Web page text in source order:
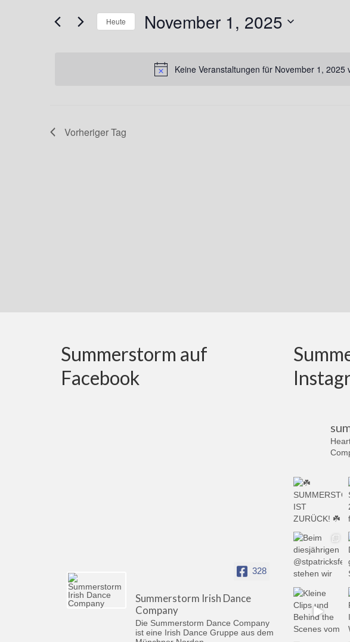
November
1,
Keine Veranstaltungen für November 1,
und
Ansichten,
VeranstaltungenHeute November 1, 2025
Vorheriger Tag
Summerstorm auf
Facebook
328
Summerstorm Irish Dance
Company
Die Summerstorm Dance Company
ist eine Irish Dance Gruppe aus dem